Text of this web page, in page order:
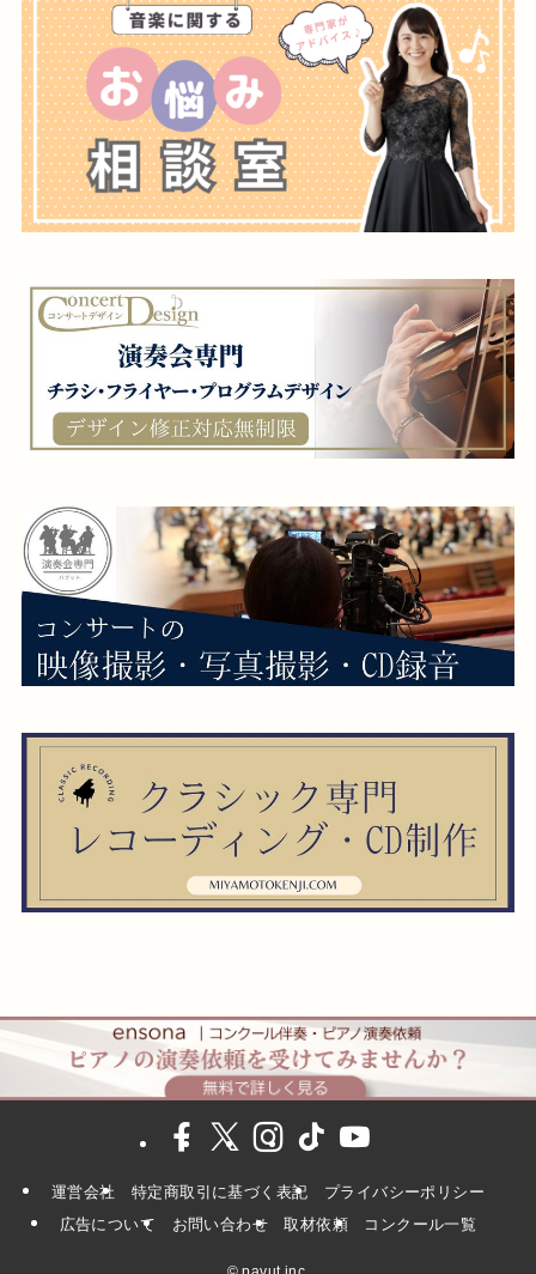
運営会社 特定商取引に基づく表記
プライバシーポリシー
広告について
お問い合わせ 取材依頼 コンクール一覧